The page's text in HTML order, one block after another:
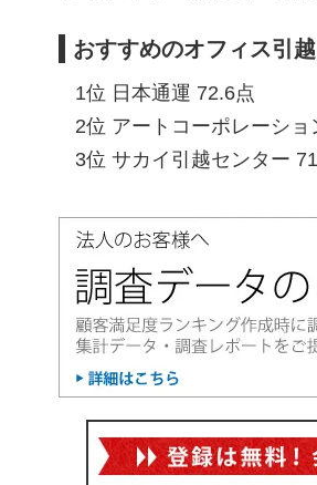
おすすめのオフィス引
1位 日本通運 72.6点
2位 アートコーポレーショ
3位 サカイ引越センター